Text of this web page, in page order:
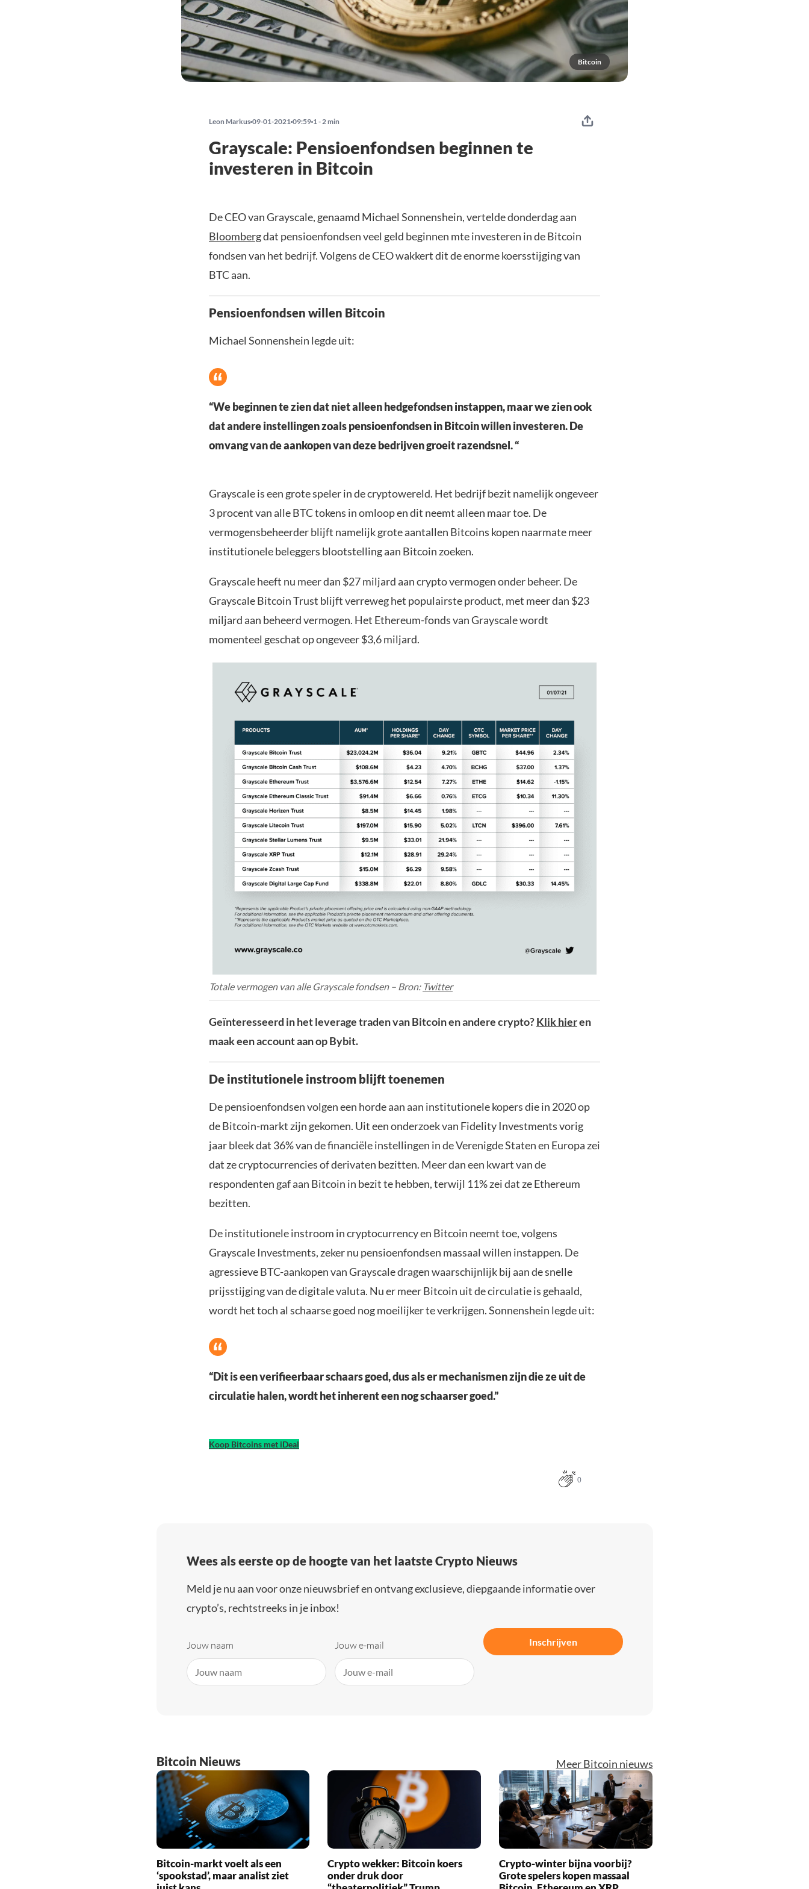
Bitcoin
Leon Markus 09-01-2021 09:59 1 - 2 min
Grayscale: Pensioenfondsen beginnen te
investeren in Bitcoin
De CEO van Grayscale, genaamd Michael Sonnenshein, vertelde donderdag aan
Bloombergdat pensioenfondsen veel geld beginnen mte investeren in de Bitcoin
fondsen van het bedrijf. Volgens de CEO wakkert dit de enorme koersstijging van
BTC aan.
Pensioenfondsen willen Bitcoin
Michael Sonnenshein legde uit:
“We beginnen te zien dat niet alleen hedgefondsen instappen, maar we zien ook
dat andere instellingen zoals pensioenfondsen in Bitcoin willen investeren. De
omvang van de aankopen van deze bedrijven groeit razendsnel. “
Grayscale is een grote speler in de cryptowereld. Het bedrijf bezit namelijk ongeveer
3 procent van alle BTC tokens in omloop en dit neemt alleen maar toe. De
vermogensbeheerder blijft namelijk grote aantallen Bitcoins kopen naarmate meer
institutionele beleggers blootstelling aan Bitcoin zoeken.
Grayscale heeft nu meer dan $27 miljard aan crypto vermogen onder beheer. De
Grayscale Bitcoin Trust blijft verreweg het populairste product, met meer dan $23
miljard aan beheerd vermogen. Het Ethereum-fonds van Grayscale wordt
momenteel geschat op ongeveer $3,6 miljard.
Totale vermogen van alle Grayscale fondsen – Bron: Twitter
Geïnteresseerd in het leverage traden van Bitcoin en andere crypto?Klik hieren
maak een account aan op Bybit.
De institutionele instroom blijft toenemen
De pensioenfondsen volgen een horde aan aan institutionele kopers die in 2020 op
de Bitcoin-markt zijn gekomen. Uit een onderzoek van Fidelity Investments vorig
jaar bleek dat 36% van de financiële instellingen in de Verenigde Staten en Europa zei
dat ze cryptocurrencies of derivaten bezitten. Meer dan een kwart van de
respondenten gaf aan Bitcoin in bezit te hebben, terwijl 11% zei dat ze Ethereum
bezitten.
De institutionele instroom in cryptocurrency en Bitcoin neemt toe, volgens
Grayscale Investments, zeker nu pensioenfondsen massaal willen instappen. De
agressieve BTC-aankopen van Grayscale dragen waarschijnlijk bij aan de snelle
prijsstijging van de digitale valuta. Nu er meer Bitcoin uit de circulatie is gehaald,
wordt het toch al schaarse goed nog moeilijker te verkrijgen. Sonnenshein legde uit:
“Dit is een verifieerbaar schaars goed, dus als er mechanismen zijn die ze uit de
circulatie halen, wordt het inherent een nog schaarser goed.”
Koop Bitcoins met iDeal
0
Wees als eerste op de hoogte van het laatste Crypto Nieuws
Meld je nu aan voor onze nieuwsbrief en ontvang exclusieve, diepgaande informatie over
crypto’s, rechtstreeks in je inbox!
Jouw naam Jouw e-mail Inschrijven
Bitcoin Nieuws Meer Bitcoin nieuws
Bitcoin-markt voelt als een
‘spookstad’, maar analist ziet
Crypto wekker: Bitcoin koers
onder druk door
Crypto-winter bijna voorbij?
Grote spelers kopen massaal